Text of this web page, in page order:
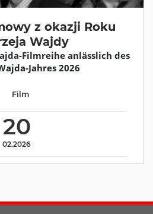
z okazji Roku
Wajdy
Filmreihe anlässlich des
Jahres 2026
20
02.2026
Film